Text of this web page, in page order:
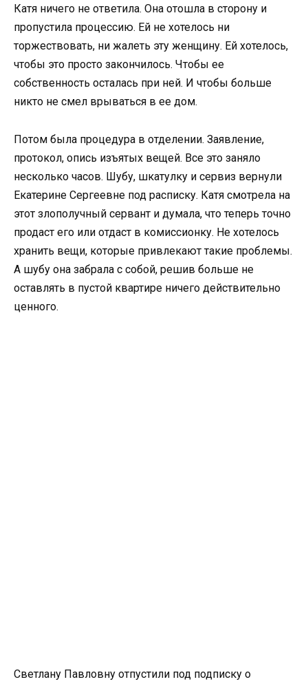
Катя ничего не ответила. Она отошла в сторону и
пропустила процессию. Ей не хотелось ни
торжествовать, ни жалеть эту женщину. Ей хотелось,
чтобы это просто закончилось. Чтобы ее
собственность осталась при ней. И чтобы больше
никто не смел врываться в ее дом.
Потом была процедура в отделении. Заявление,
протокол, опись изъятых вещей. Все это заняло
несколько часов. Шубу, шкатулку и сервиз вернули
Екатерине Сергеевне под расписку. Катя смотрела на
этот злополучный сервант и думала, что теперь точно
продаст его или отдаст в комиссионку. Не хотелось
хранить вещи, которые привлекают такие проблемы.
А шубу она забрала с собой, решив больше не
оставлять в пустой квартире ничего действительно
ценного.
Светлану Павловну отпустили под подписку о